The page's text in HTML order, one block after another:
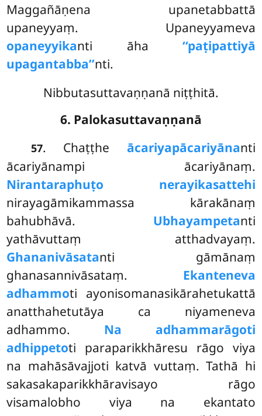
Maggañāṇena upanetabbattā
upaneyyaṃ. Upaneyyameva
opaneyyikanti āha ‘‘paṭipattiyā
upagantabba’’nti.
Nibbutasuttavaṇṇanā niṭṭhitā.
6. Palokasuttavaṇṇanā
57. Chaṭṭhe ācariyapācariyānanti
ācariyānampi ācariyānaṃ.
Nirantaraphuṭo nerayikasattehi
nirayagāmikammassa kārakānaṃ
bahubhāvā. Ubhayampetanti
yathāvuttaṃ atthadvayaṃ.
Ghananivāsatanti gāmānaṃ
ghanasannivāsataṃ. Ekanteneva
adhammoti ayonisomanasikārahetukattā
anatthahetutāya ca niyameneva
adhammo. Na adhammarāgoti
adhippetoti paraparikkhāresu rāgo viya
na mahāsāvajjoti katvā vuttaṃ. Tathā hi
sakasakaparikkhāravisayo rāgo
visamalobho viya na ekantato